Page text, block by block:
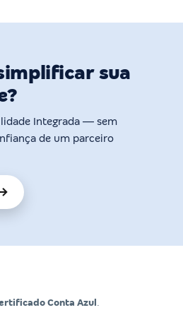
sua
Integrada — sem
de um parceiro
Conta Azul